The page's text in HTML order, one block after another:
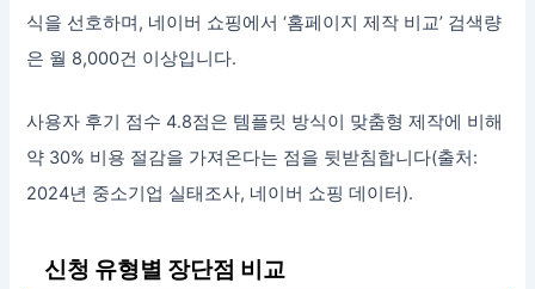
식을 선호하며, 네이버 쇼핑에서 ‘홈페이지 제작 비교’ 검색량
은 월 8,000건 이상입니다.
사용자 후기 점수 4.8점은 템플릿 방식이 맞춤형 제작에 비해
약 30% 비용 절감을 가져온다는 점을 뒷받침합니다(출처:
2024년 중소기업 실태조사, 네이버 쇼핑 데이터).
신청 유형별 장단점 비교